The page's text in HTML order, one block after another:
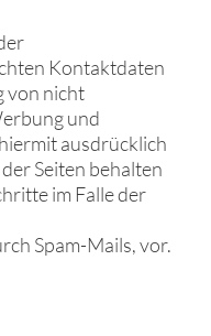
Kontaktdaten
von nicht
und
ausdrücklich
Seiten behalten
im Falle der
Spam-Mails, vor.